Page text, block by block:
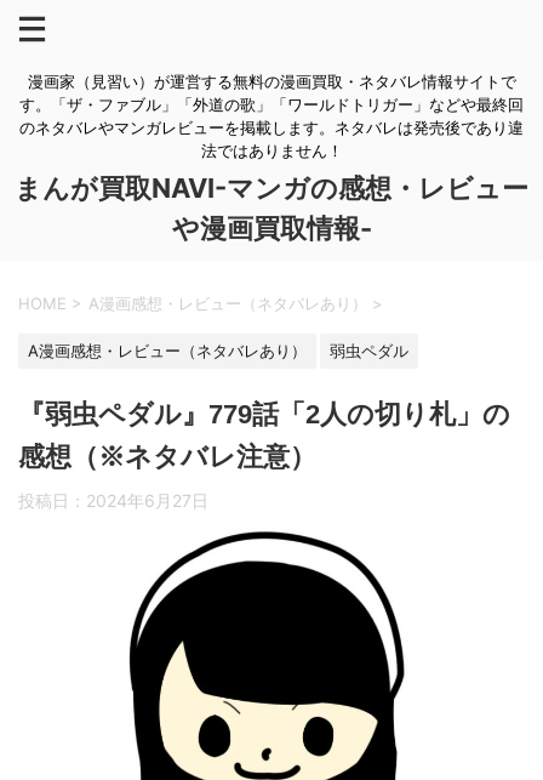
漫画家（見習い）が運営する無料の漫画買取・ネタバレ情報サイトで
す。「ザ・ファブル」「外道の歌」「ワールドトリガー」などや最終回
のネタバレやマンガレビューを掲載します。ネタバレは発売後であり違
法ではありません！
まんが買取NAVI-マンガの感想・レビュー
や漫画買取情報-
HOME > A漫画感想・レビュー（ネタバレあり） >
A漫画感想・レビュー（ネタバレあり） 弱虫ペダル
『弱虫ペダル』779話「2人の切り札」の
感想（※ネタバレ注意）
投稿日： 2024年6月27日